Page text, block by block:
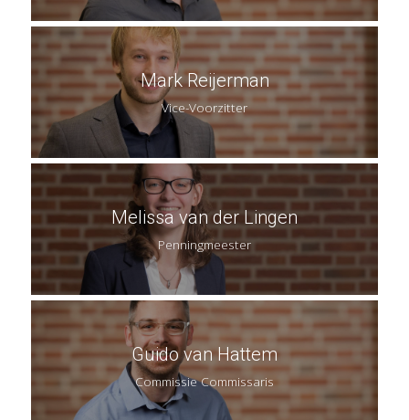
Mark Reijerman
Vice-Voorzitter
Melissa van der Lingen
Penningmeester
Guido van Hattem
Commissie Commissaris